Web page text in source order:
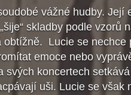
vážné hudby. Její
skladby podle vzorů
Lucie se
emoce nebo
svých koncertech
uši. Lucie se však